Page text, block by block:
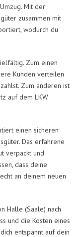
Mit der
zusammen mit
wodurch du
Zum einen
Kunden verteilen
Zum anderen ist
auf dem LKW
einen sicheren
Das erfahrene
verpackt und
dass deine
an deinem neuen
Halle (Saale) nach
und die Kosten eines
entspannt auf dein